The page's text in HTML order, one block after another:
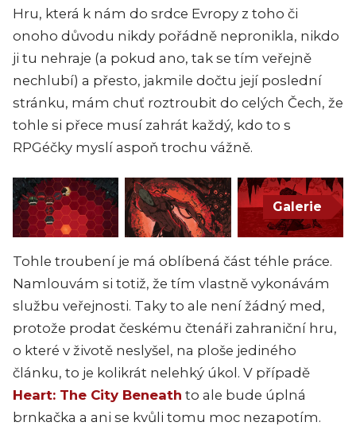
Hru, která k nám do srdce Evropy z toho či
onoho důvodu nikdy pořádně nepronikla, nikdo
ji tu nehraje (a pokud ano, tak se tím veřejně
nechlubí) a přesto, jakmile dočtu její poslední
stránku, mám chuť roztroubit do celých Čech, že
tohle si přece musí zahrát každý, kdo to s
RPGéčky myslí aspoň trochu vážně.
Galerie
Tohle troubení je má oblíbená část téhle práce.
Namlouvám si totiž, že tím vlastně vykonávám
službu veřejnosti. Taky to ale není žádný med,
protože prodat českému čtenáři zahraniční hru,
o které v životě neslyšel, na ploše jediného
článku, to je kolikrát nelehký úkol. V případě
Heart: The City Beneath to ale bude úplná
brnkačka a ani se kvůli tomu moc nezapotím.